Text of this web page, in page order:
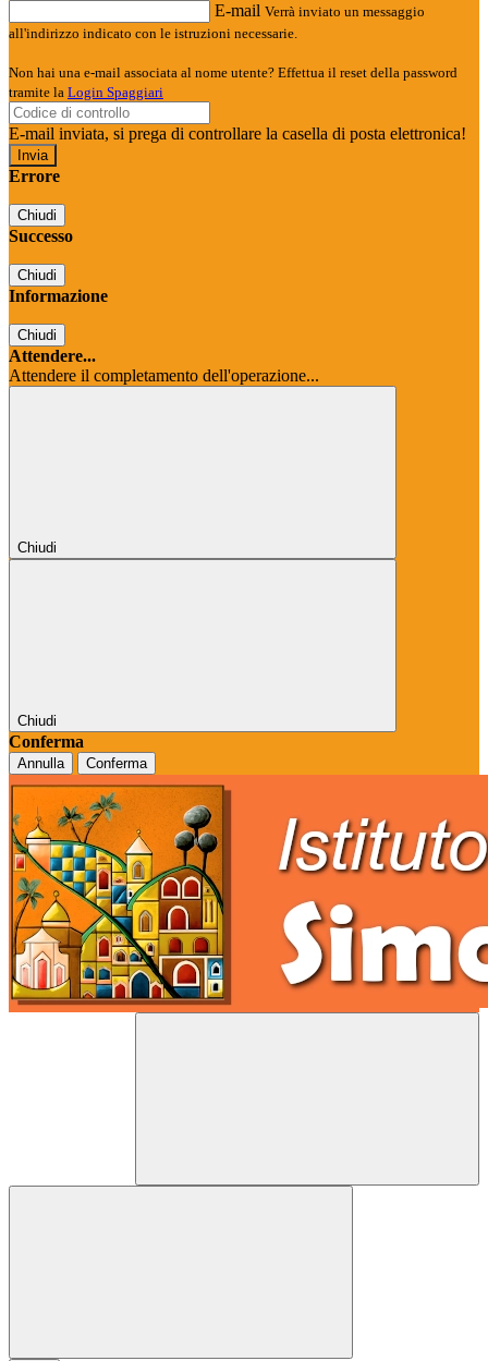
E-mail Verrà inviato un messaggio
all'indirizzo indicato con le istruzioni necessarie.
Non hai una e-mail associata al nome utente? Effettua il reset della password
tramite la Login Spaggiari
E-mail inviata, si prega di controllare la casella di posta elettronica!
Errore
Chiudi
Successo
Chiudi
Informazione
Chiudi
Attendere...
Attendere il completamento dell'operazione...
Chiudi
Chiudi
Conferma
Annulla Conferma